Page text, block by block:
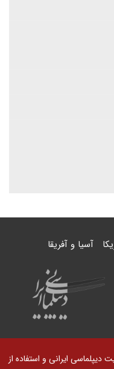
آسیا و آفریقا
ایرانی و استفاده از